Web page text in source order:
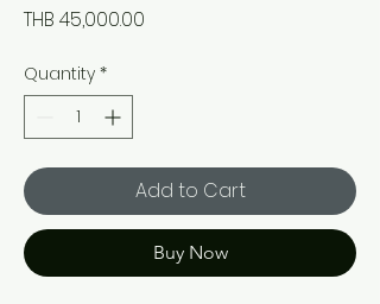
THB 45,000.00
Quantity *
Add to Cart
Buy Now